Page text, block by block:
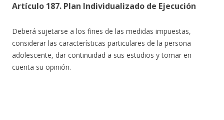
Artículo 187. Plan Individualizado de Ejecución
Deberá sujetarse a los fines de las medidas impuestas,
considerar las características particulares de la persona
adolescente, dar continuidad a sus estudios y tomar en
cuenta su opinión.